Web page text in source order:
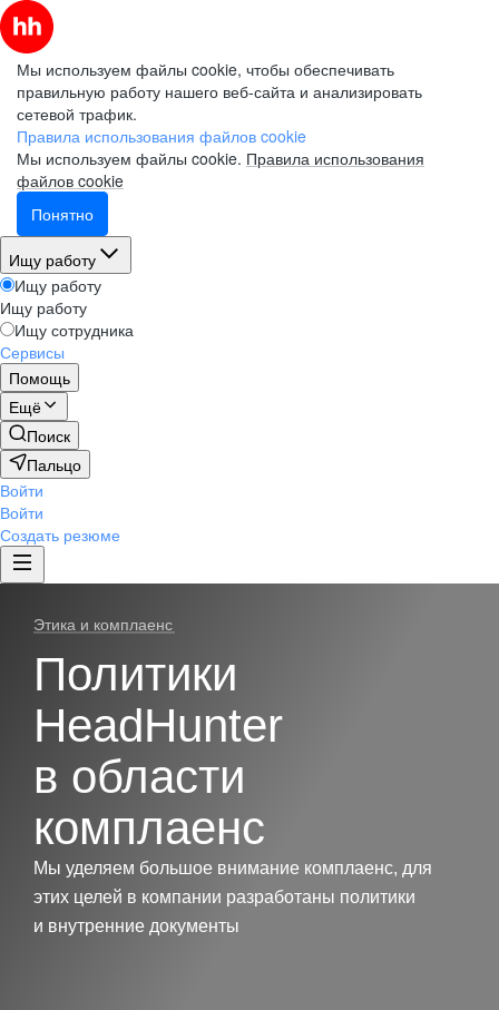
Мы используем файлы cookie, чтобы обеспечивать
правильную работу нашего веб-сайта и анализировать
сетевой трафик.
Правила использования файлов cookie
Мы используем файлы cookie. Правила использования
файлов cookie
Понятно
Ищу работу
Ищу работу
Ищу работу
Ищу сотрудника
Сервисы
Помощь
Ещё
Поиск
Пальцо
Войти
Войти
Создать резюме
Этика и комплаенс
Политики
HeadHunter
в области
комплаенс
Мы уделяем большое внимание комплаенс, для
этих целей в компании разработаны политики
и внутренние документы